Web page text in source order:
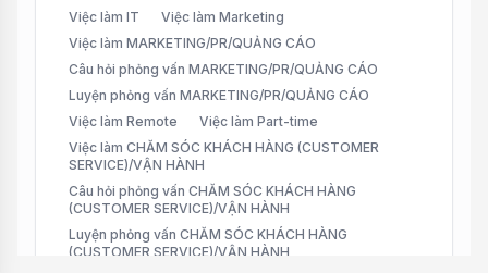
Việc làm IT
Việc làm Marketing
Việc làm MARKETING/PR/QUẢNG CÁO
Câu hỏi phỏng vấn MARKETING/PR/QUẢNG CÁO
Luyện phỏng vấn MARKETING/PR/QUẢNG CÁO
Việc làm Remote
Việc làm Part-time
Việc làm CHĂM SÓC KHÁCH HÀNG (CUSTOMER
SERVICE)/VẬN HÀNH
Câu hỏi phỏng vấn CHĂM SÓC KHÁCH HÀNG
(CUSTOMER SERVICE)/VẬN HÀNH
Luyện phỏng vấn CHĂM SÓC KHÁCH HÀNG
(CUSTOMER SERVICE)/VẬN HÀNH